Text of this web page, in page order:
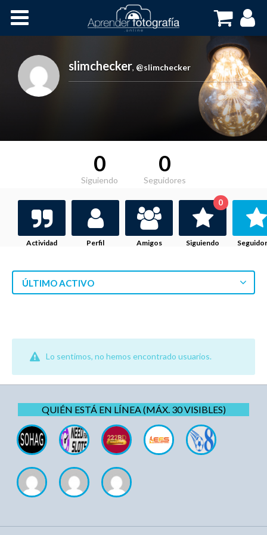
Cursos OnLine
slimchecker, @slimchecker
0
Siguiendo
0
Seguidores
Actividad Perfil Amigos Siguiendo
0
ÚLTIMO ACTIVO
Lo sentimos, no hemos encontrado usuarios.
QUIÉN ESTÁ EN LÍNEA (MÁX. 30 VISIBLES)